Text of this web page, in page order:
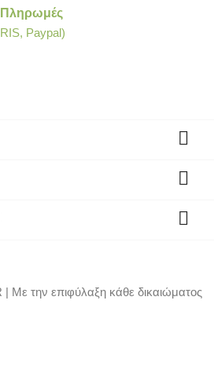
Πληρωμές
Paypal)



Με την επιφύλαξη κάθε δικαιώματος